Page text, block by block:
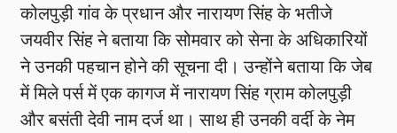
कोलपुड़ी गांव के प्रधान और नारायण सिंह के भतीजे
जयवीर सिंह ने बताया कि सोमवार को सेना के अधिकारियों
ने उनकी पहचान होने की सूचना दी। उन्होंने बताया कि जेब
में मिले पर्स में एक कागज में नारायण सिंह ग्राम कोलपुड़ी
और बसंती देवी नाम दर्ज था। साथ ही उनकी वर्दी के नेम